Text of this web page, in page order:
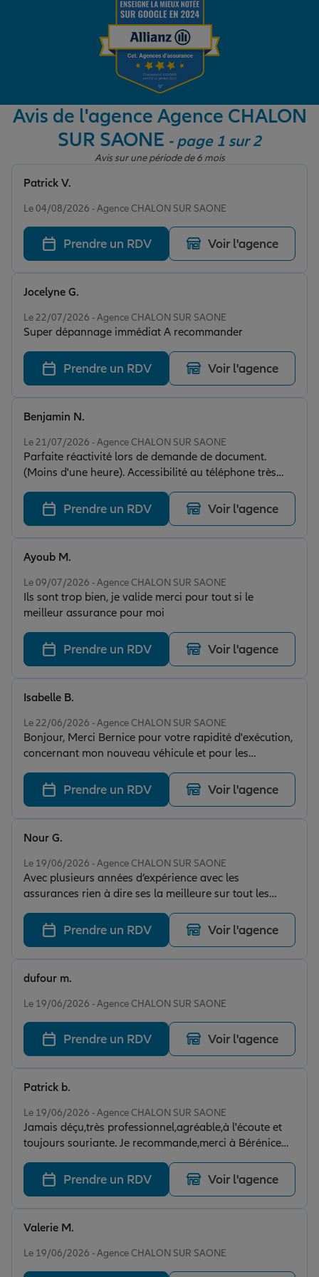
Garantie des accidents de la vie
Protection juridique
Retraite
Tous nos devis d'assurance
Avis de l'agence Agence CHALON
SUR SAONE - page 1 sur 2
Avis sur une période de 6 mois
Le 04/08/2026 - Agence CHALON SUR SAONE
Patrick V.
Prendre un RDV Voir l'agence
Le 22/07/2026 - Agence CHALON SUR SAONE
Super dépannage immédiat A recommander
Jocelyne G.
Prendre un RDV Voir l'agence
Le 21/07/2026 - Agence CHALON SUR SAONE
Parfaite réactivité lors de demande de document.
(Moins d'une heure). Accessibilité au téléphone très
rapide, ils savent être arrangeant et font au mieux
pour satisfaire le client.
Benjamin N.
Prendre un RDV Voir l'agence
Le 09/07/2026 - Agence CHALON SUR SAONE
Ils sont trop bien, je valide merci pour tout si le
meilleur assurance pour moi
Ayoub M.
Prendre un RDV Voir l'agence
Le 22/06/2026 - Agence CHALON SUR SAONE
Bonjour, Merci Bernice pour votre rapidité d'exécution,
concernant mon nouveau véhicule et pour les
meilleurs choix pour moi ! Cordialement Isabelle
Isabelle B.
Prendre un RDV Voir l'agence
Le 19/06/2026 - Agence CHALON SUR SAONE
Avec plusieurs années d’expérience avec les
assurances rien à dire ses la meilleure sur tout les
points je conseille fortement
Nour G.
Prendre un RDV Voir l'agence
Le 19/06/2026 - Agence CHALON SUR SAONE
dufour m.
Prendre un RDV Voir l'agence
Le 19/06/2026 - Agence CHALON SUR SAONE
Jamais déçu,très professionnel,agréable,à l'écoute et
toujours souriante. Je recommande,merci à Bérénice
Jacquet.
Patrick b.
Prendre un RDV Voir l'agence
Le 19/06/2026 - Agence CHALON SUR SAONE
Valerie M.